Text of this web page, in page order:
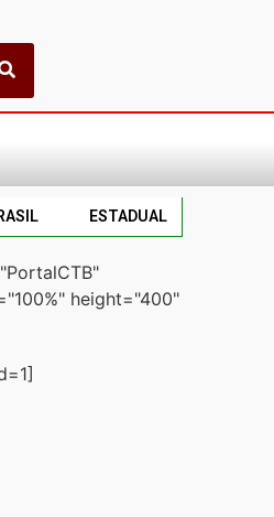
ESTADUAL
height="400"